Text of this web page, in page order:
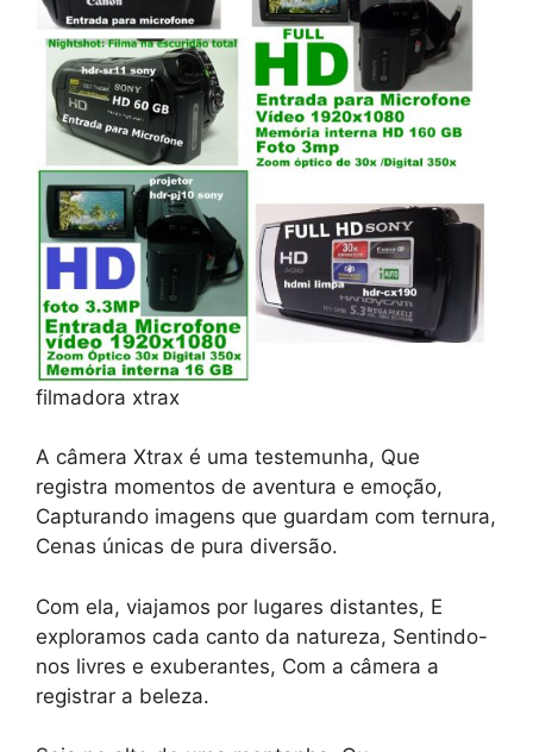
filmadora xtrax
A câmera Xtrax é uma testemunha, Que
registra momentos de aventura e emoção,
Capturando imagens que guardam com ternura,
Cenas únicas de pura diversão.
Com ela, viajamos por lugares distantes, E
exploramos cada canto da natureza, Sentindo-
nos livres e exuberantes, Com a câmera a
registrar a beleza.